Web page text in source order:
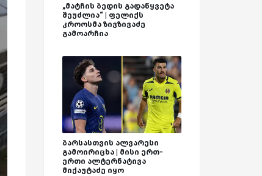
„მატჩის ბედის გადაწყვეტა
შეუძლია“ | ფელიქს
კროოსმა ზივზივაძე
გამოარჩია
ბარსასთვის ალვარესი
გამოირიცხა | მისი ერთ-
ერთი ალტერნატივა
მიქაუტაძე იყო